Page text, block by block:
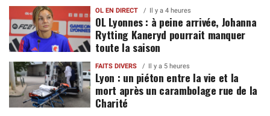
OL EN DIRECT Il y a 4 heures
OL Lyonnes : à peine arrivée, Johanna
Rytting Kaneryd pourrait manquer
toute la saison
FAITS DIVERS Il y a 5 heures
Lyon : un piéton entre la vie et la
mort après un carambolage rue de la
Charité